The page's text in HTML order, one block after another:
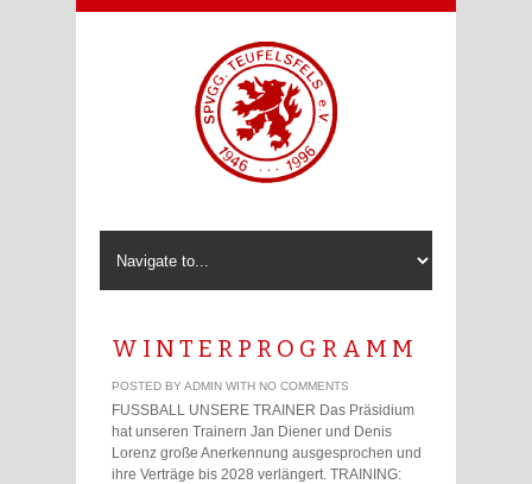
W I N T E R P R O G R A M M
POSTED BY ADMIN WITH NO COMMENTS
FUSSBALL UNSERE TRAINER Das Präsidium
hat unseren Trainern Jan Diener und Denis
Lorenz große Anerkennung ausgesprochen und
ihre Verträge bis 2028 verlängert. TRAINING: